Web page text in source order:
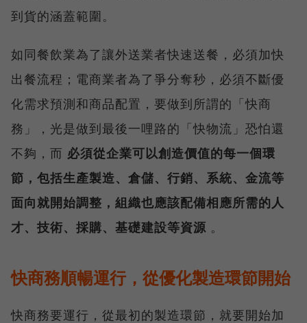
到貨的涵蓋範圍。
如同餐飲業為了讓外送業者快速送餐，必須加快
出餐流程；電商業者為了爭分奪秒，必須不斷優
化需求預測和商品配置，要做到所謂的「快商
務」，光是做到最後一哩路的「快物流」恐怕還
不夠，而 必須從企業可以創造價值的每一個環
節，包括生產製造、倉儲、行銷、系統、金流等
面向就開始調整，組織也應該配備相應所需的人
才、技術、採購、基礎建設等資源 。
快商務順暢運行，從優化製造環節開始
快商務要運行，從最初的製造環節，就要開始加